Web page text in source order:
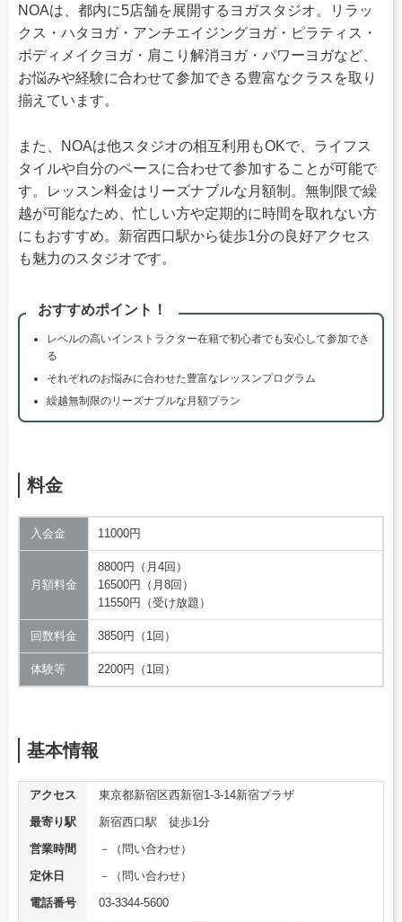
NOAは、都内に5店舗を展開するヨガスタジオ。リラッ
クス・ハタヨガ・アンチエイジングヨガ・ピラティス・
ボディメイクヨガ・肩こり解消ヨガ・パワーヨガなど、
お悩みや経験に合わせて参加できる豊富なクラスを取り
揃えています。
また、NOAは他スタジオの相互利用もOKで、ライフス
タイルや自分のペースに合わせて参加することが可能で
す。レッスン料金はリーズナブルな月額制。無制限で繰
越が可能なため、忙しい方や定期的に時間を取れない方
にもおすすめ。新宿西口駅から徒歩1分の良好アクセス
も魅力のスタジオです。
おすすめポイント！
レベルの高いインストラクター在籍で初心者でも安心して参加でき
る
それぞれのお悩みに合わせた豊富なレッスンプログラム
繰越無制限のリーズナブルな月額プラン
料金
入会金 11000円
月額料金
8800円（月4回）
16500円（月8回）
11550円（受け放題）
回数料金 3850円（1回）
体験等 2200円（1回）
基本情報
アクセス
東京都新宿区西新宿1-3-14新宿プラザ
最寄り駅
新宿西口駅 徒歩1分
営業時間
－（問い合わせ）
定休日
－（問い合わせ）
電話番号
03-3344-5600